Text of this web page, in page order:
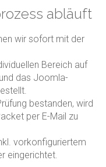
abläuft
wir sofort mit der
Bereich auf
das Joomla-
bestanden, wird
per E-Mail zu
vorkonfiguriertem
eingerichtet.